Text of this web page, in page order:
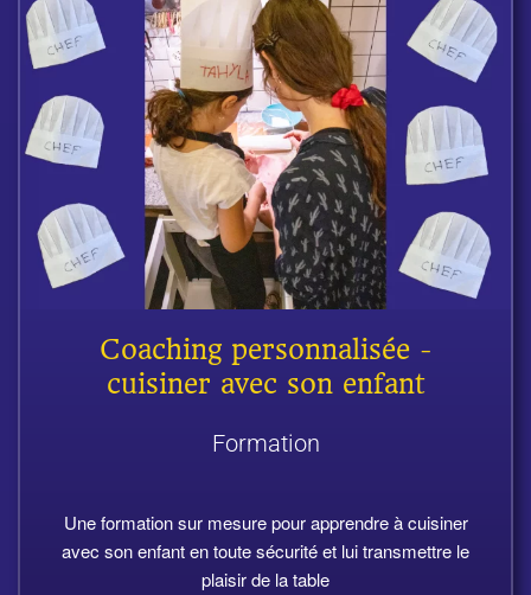
Coaching personnalisée -
cuisiner avec son enfant
Formation
Une formation sur mesure pour apprendre à cuisiner
avec son enfant en toute sécurité et lui transmettre le
plaisir de la table